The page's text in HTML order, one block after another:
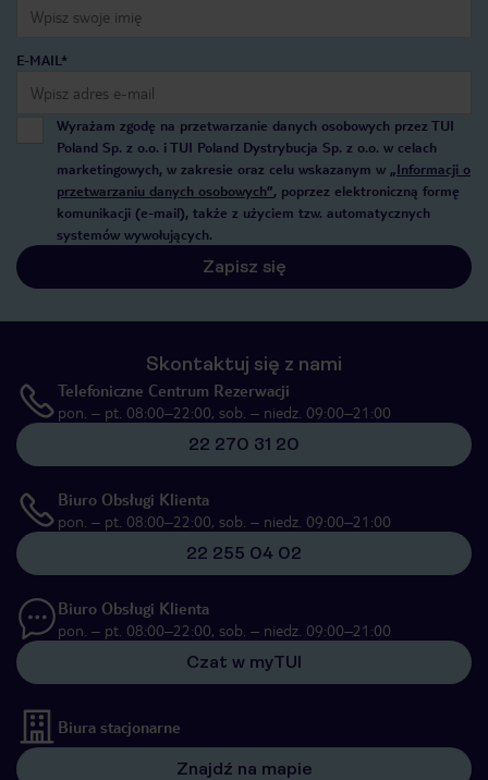
E-MAIL*
Wyrażam zgodę na przetwarzanie danych osobowych przez TUI
Poland Sp. z o.o. i TUI Poland Dystrybucja Sp. z o.o. w celach
marketingowych, w zakresie oraz celu wskazanym w „Informacji o
przetwarzaniu danych osobowych”, poprzez elektroniczną formę
komunikacji (e-mail), także z użyciem tzw. automatycznych
systemów wywołujących.
Zapisz się
Skontaktuj się z nami
Telefoniczne Centrum Rezerwacji
pon. – pt. 08:00–22:00, sob. – niedz. 09:00–21:00
22 270 31 20
Biuro Obsługi Klienta
pon. – pt. 08:00–22:00, sob. – niedz. 09:00–21:00
22 255 04 02
Biuro Obsługi Klienta
pon. – pt. 08:00–22:00, sob. – niedz. 09:00–21:00
Czat w myTUI
Biura stacjonarne
Znajdź na mapie